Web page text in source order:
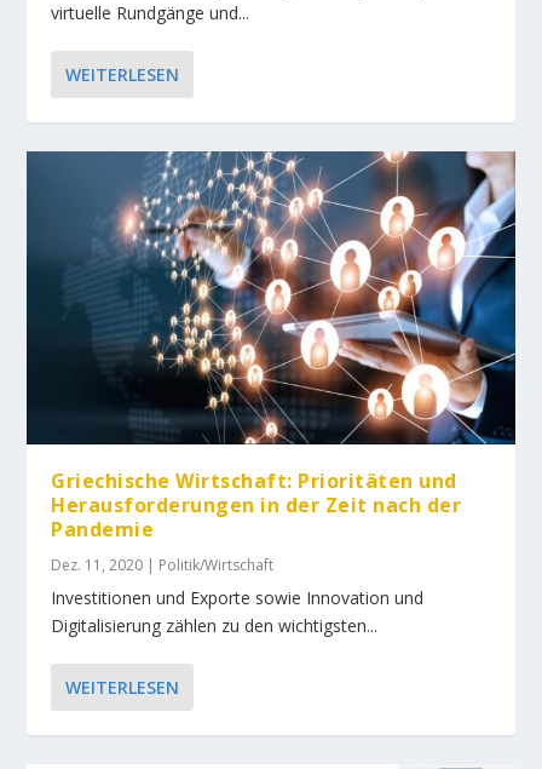
virtuelle Rundgänge und...
WEITERLESEN
Griechische Wirtschaft: Prioritäten und
Herausforderungen in der Zeit nach der
Pandemie
Dez. 11, 2020 | Politik/Wirtschaft
Investitionen und Exporte sowie Innovation und
Digitalisierung zählen zu den wichtigsten...
WEITERLESEN